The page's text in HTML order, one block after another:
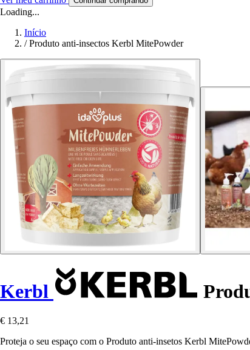
Loading...
Início
/ Produto anti-insectos Kerbl MitePowder
Kerbl
€ 13,21
Proteja o seu espaço com o Produto anti-insetos Kerbl